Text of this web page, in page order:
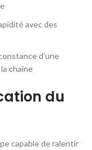
avec des
d’une
chaîne
du
capable de ralentir